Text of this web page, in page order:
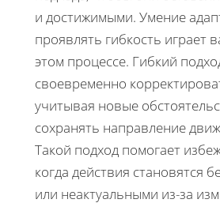
и достижимыми. Умение
проявлять гибкость играет
этом процессе. Гибкий
своевременно
учитывая новые
сохранять направление
Такой подход помогает
когда действия становятся
или неактуальными из-за